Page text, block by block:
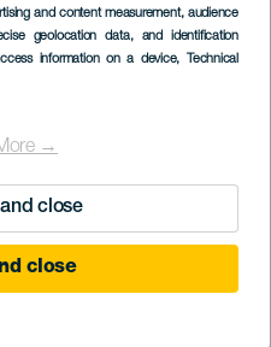
and content measurement, audience
geolocation data, and identification
information on a device, Technical
→
close
close